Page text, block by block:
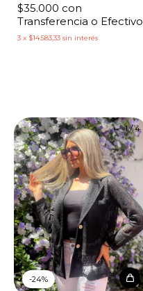
$35.000 con
Transferencia o Efectivo
3 x $14.583,33 sin interés
1/4
-24%